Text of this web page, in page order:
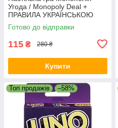
Угода / Monopoly Deal +
ПРАВИЛА УКРАЇНСЬКОЮ
Готово до відправки
115 ₴ 280 ₴
Купити
Топ продажів –58%